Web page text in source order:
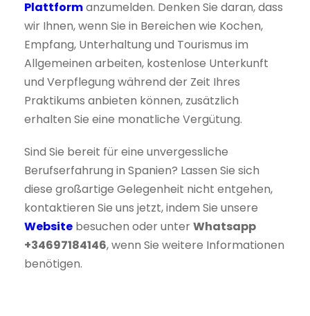
Plattformanzumelden. Denken Sie daran, dass
wir Ihnen, wenn Sie in Bereichen wie Kochen,
Empfang, Unterhaltung und Tourismus im
Allgemeinen arbeiten, kostenlose Unterkunft
und Verpflegung während der Zeit Ihres
Praktikums anbieten können, zusätzlich
erhalten Sie eine monatliche Vergütung.
Sind Sie bereit für eine unvergessliche
Berufserfahrung in Spanien? Lassen Sie sich
diese großartige Gelegenheit nicht entgehen,
kontaktieren Sie uns jetzt, indem Sie unsere
Website besuchen oder unterWhatsapp
+34697184146, wenn Sie weitere Informationen
benötigen.